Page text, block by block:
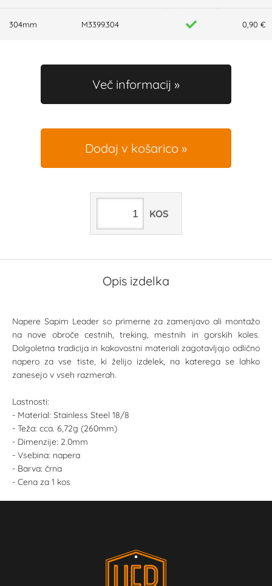
304mm M3399.304 0,90 €
Več informacij
Dodaj v košarico
KOS
Opis izdelka
Napere Sapim Leader so primerne za zamenjavo ali montažo
na nove obroče cestnih, treking, mestnih in gorskih koles.
Dolgoletna tradicija in kakovostni materiali zagotavljajo odlično
napero za vse tiste, ki želijo izdelek, na katerega se lahko
zanesejo v vseh razmerah.
Lastnosti:
- Material: Stainless Steel 18/8
- Teža: cca. 6,72g (260mm)
- Dimenzije: 2.0mm
- Vsebina: napera
- Barva: črna
- Cena za 1 kos